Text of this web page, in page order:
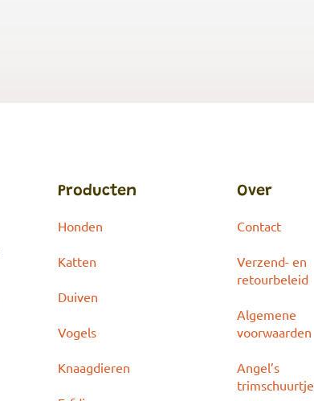
Producten
Honden
Katten
Duiven
Vogels
Knaagdieren
Over
Contact
Verzend- en
retourbeleid
Algemene
voorwaarden
Angel’s
trimschuurtje